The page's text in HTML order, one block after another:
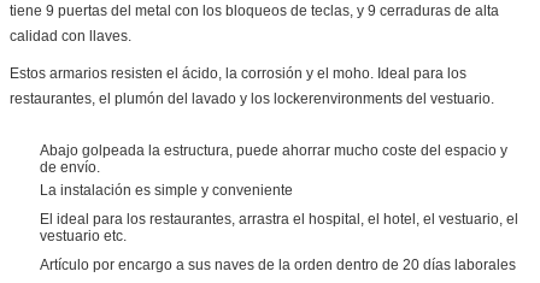
tiene 9 puertas del metal con los bloqueos de teclas, y 9 cerraduras de alta
calidad con llaves.
Estos armarios resisten el ácido, la corrosión y el moho. Ideal para los
restaurantes, el plumón del lavado y los lockerenvironments del vestuario.
Abajo golpeada la estructura, puede ahorrar mucho coste del espacio y
de envío.
La instalación es simple y conveniente
El ideal para los restaurantes, arrastra el hospital, el hotel, el vestuario, el
vestuario etc.
Artículo por encargo a sus naves de la orden dentro de 20 días laborales